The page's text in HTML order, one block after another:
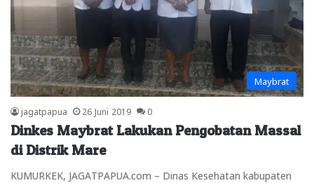
Maybrat
jagatpapua 26 Juni 2019 0
Dinkes Maybrat Lakukan Pengobatan Massal
di Distrik Mare
KUMURKEK, JAGATPAPUA.com – Dinas Kesehatan kabupaten